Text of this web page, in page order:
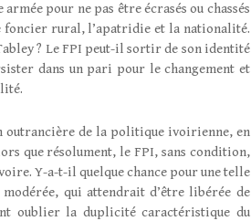
pour ne pas être écrasés ou chassés
foncier rural, l’apatridie et la nationalité.
? Le FPI peut-il sortir de son identité
dans un pari pour le changement et
outrancière de la politique ivoirienne, en
que résolument, le FPI, sans condition,
Y-a-t-il quelque chance pour une telle
qui attendrait d’être libérée de
oublier la duplicité caractéristique du